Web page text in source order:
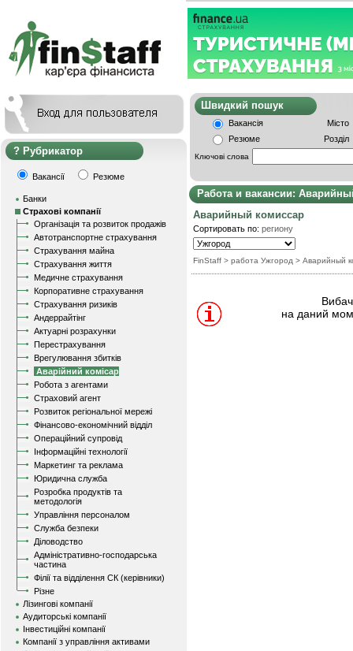
Рубрикатор
Вакансії Резюме
Банки
Страхові компанії
Організація та розвиток продажів
Автотранспортне страхування
Страхування майна
Страхування життя
Медичне страхування
Корпоративне страхування
Страхування ризиків
Андеррайтінг
Актуарні розрахунки
Перестрахування
Врегулювання збитків
Аварійний комісар
Робота з агентами
Страховий агент
Розвиток регіональної мережі
Фінансово-економічний відділ
Операційний супровід
Інформаційні технології
Маркетинг та реклама
Юридична служба
Розробка продуктів та
методологія
Управління персоналом
Служба безпеки
Діловодство
Адміністративно-господарська
частина
Філії та відділення СК (керівники)
Різне
Лізингові компанії
Аудиторські компанії
Інвестиційні компанії
Компанії з управління активами
Швидкий
Вакансія
Місто
Резюме
Розділ
Ключові слова
Работа и вакансии:
Аварийный комисcар
Сортировать по: региону
FinStaff > работа Ужгород > Аварийный
на даний